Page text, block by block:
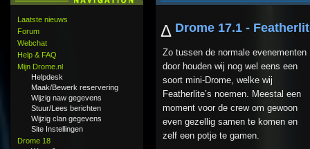
Laatste nieuws
Forum
Webchat
Help & FAQ
Mijn Drome.nl
Helpdesk
Maak/Bewerk reservering
Wijzig naw gegevens
Stuur/Lees berichten
Wijzig clan gegevens
Site Instellingen
Drome 18
Δ Drome 17.1 -
Zo tussen de normale evenementen
door houden wij nog wel eens een
soort mini-Drome, welke wij
Featherlite’s noemen. Meestal een
moment voor de crew om gewoon
even gezellig samen te komen en
zelf een potje te gamen.